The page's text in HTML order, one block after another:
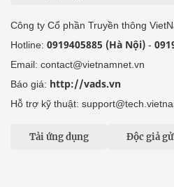
Công ty Cổ phần Truyền thông
Hotline: 0919405885 (Hà Nội) -
Email: contact@vietnamnet.vn
Báo giá: http://vads.vn
Hỗ trợ kỹ thuật:
Tải ứng dụng Độc giả